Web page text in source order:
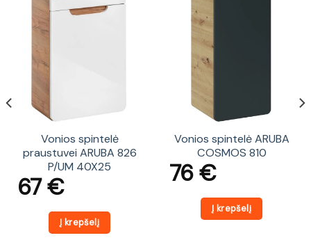
Vonios spintelė
praustuvei ARUBA 826
P/UM 40X25
67€
Į krepšelį
Vonios spintelė ARUBA
COSMOS 810
76€
Į krepšelį